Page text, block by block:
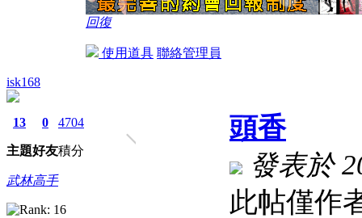
回復
使用道具 聯絡管理員
isk168
13
主題
0
好友
4704
積分
武林高手
頭香
發表於
此帖僅作